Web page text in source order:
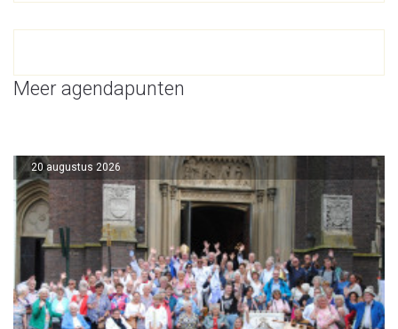
Meer agendapunten
20 augustus 2026